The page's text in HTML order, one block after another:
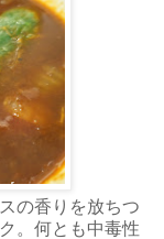
の香りを放ちつ
。何とも中毒性